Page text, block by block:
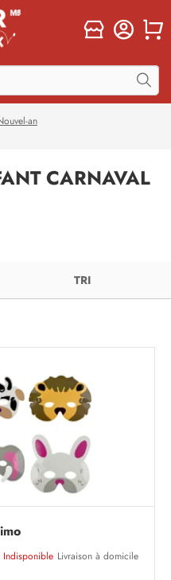
an
CARNAVAL
TRI
Indisponible Livraison à domicile